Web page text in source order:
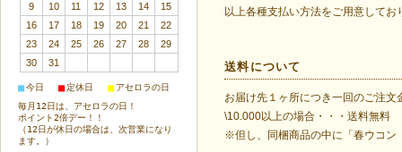
以上各種支払い方法をご用意してお
送料について
お届け先１ヶ所につき一回のご注文
\10.000以上の場合・・・送料無料
※但し、同梱商品の中に「春ウコン
9
10 11 12 13 14
15
16
17 18 19 20 21
22
23
24 25 26 27 28
29
30
31
■今日 ■定休日 ■ アセロラの日
毎月12日は、アセロラの日！
ポイント2倍デー！！
（12日が休日の場合は、次営業になり
ます。）